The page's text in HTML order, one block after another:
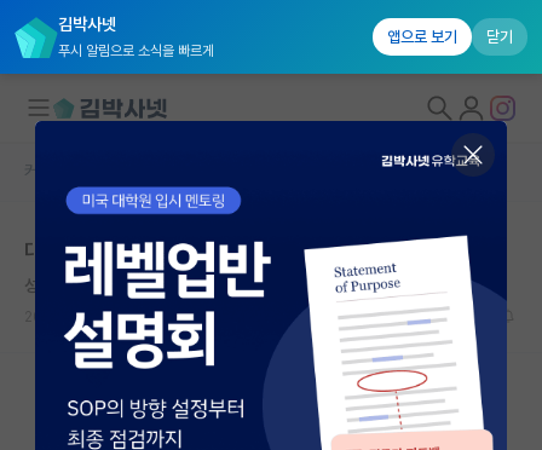
김박사넷
푸시 알림으로 소식을 빠르게
앱으로 보기 닫기
대학원생 모집
국내대학원 정보
연구실&오픈랩
커뮤니티
커뮤니티 홈
전체글보기
커뮤니티 홈
대학원가기로 했는데 교수님 몰래 입사 지원
성급한 윌리엄 셰익스피어
2023.09.17 9 2724